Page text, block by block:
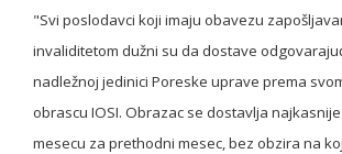
O nama
Pretplata
Prijava
"Svi poslodavci koji imaju obavezu
invaliditetom dužni su da dostave
nadležnoj jedinici Poreske uprave prema
obrascu IOSI. Obrazac se dostavlja
mesecu za prethodni mesec, bez obzira na